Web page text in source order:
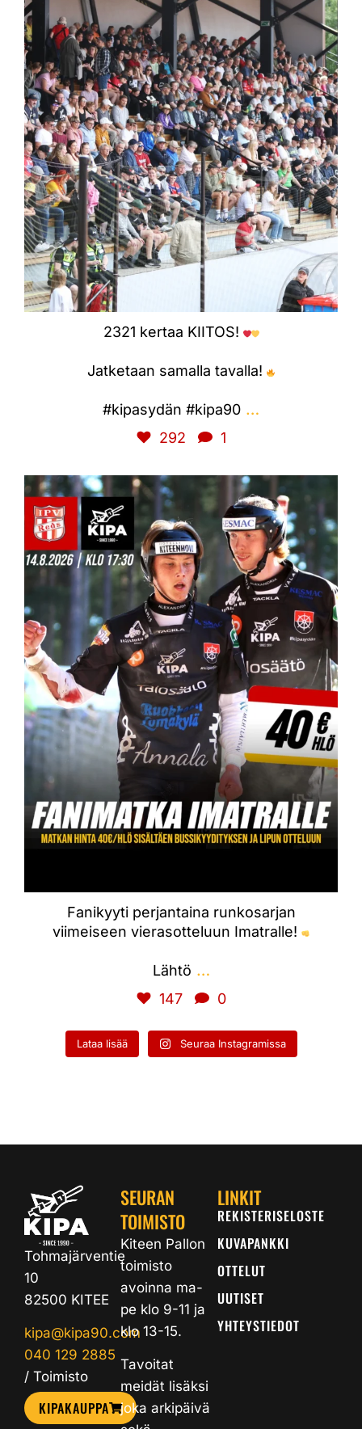
292 1
2321 kertaa KIITOS!
Jatketaan samalla tavalla!
#kipasydän #kipa90 …
292 1
kiteenpallo90
Fanikyyti perjantaina runkosarjan viimeiseen vierasotteluun
Imatralle!
Lähtö kello 15 Kiteen ABC:ltä, hinta 40 € (sis. kyydin ja pääsylipun).
Paikkoja rajattu määrä, ilmoittautumiset sähköpostilla
kipa@kipa90.com.
Lähdetään porukalla kannustamaan KiPa voittoon!
#kipasydän #kipa90 #pesis #kitee #sudenhetki
Elo 10
147 0
Fanikyyti perjantaina runkosarjan
viimeiseen vierasotteluun Imatralle!
Lähtö …
147 0
Lataa lisää Seuraa Instagramissa
Tohmajärventie
10
82500 KITEE
kipa@kipa90.com
040 129 2885
/ Toimisto
KIPAKAUPPA
SEURAN
TOIMISTO
Kiteen Pallon
toimisto
avoinna ma-
pe klo 9-11 ja
klo 13-15.
Tavoitat
meidät lisäksi
joka arkipäivä
LINKIT
REKISTERISELOSTE
KUVAPANKKI
OTTELUT
UUTISET
YHTEYSTIEDOT